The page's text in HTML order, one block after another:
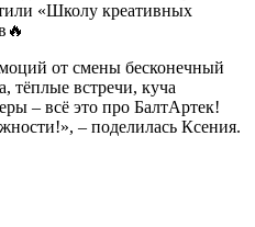
«Школу креативных
от смены бесконечный
тёплые встречи, куча
– всё это про БалтАртек!
– поделилась Ксения.